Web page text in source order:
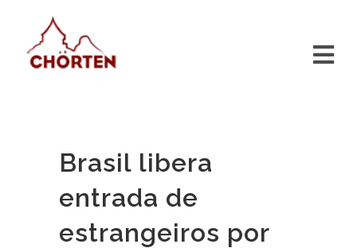
Brasil libera
entrada de
estrangeiros por